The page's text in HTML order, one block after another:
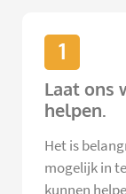
1
Laat ons
helpen.
Het is
mogelijk in
kunnen